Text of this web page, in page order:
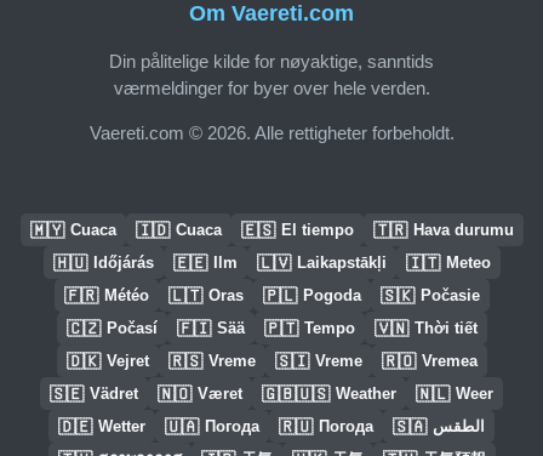
Om Vaereti.com
Din pålitelige kilde for nøyaktige, sanntids
værmeldinger for byer over hele verden.
Vaereti.com © 2026. Alle rettigheter forbeholdt.
🇲🇾 Cuaca 🇮🇩 Cuaca 🇪🇸 El tiempo 🇹🇷 Hava durumu
🇭🇺 Időjárás 🇪🇪 Ilm 🇱🇻 Laikapstākļi 🇮🇹 Meteo
🇫🇷 Météo 🇱🇹 Oras 🇵🇱 Pogoda 🇸🇰 Počasie
🇨🇿 Počasí 🇫🇮 Sää 🇵🇹 Tempo 🇻🇳 Thời tiết
🇩🇰 Vejret 🇷🇸 Vreme 🇸🇮 Vreme 🇷🇴 Vremea
🇸🇪 Vädret 🇳🇴 Været 🇬🇧🇺🇸 Weather 🇳🇱 Weer
🇩🇪 Wetter 🇺🇦 Погода 🇷🇺 Погода 🇸🇦 الطقس